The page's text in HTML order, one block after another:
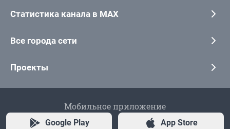
Статистика канала в MAX
Все города сети
Проекты
Мобильное приложение
Google Play App Store